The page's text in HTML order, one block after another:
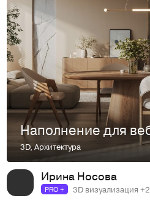
3D,Архитектура
Ирина Носова
PRO + 3D визуализация +2